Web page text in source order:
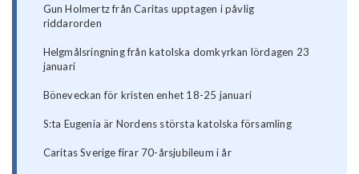
Gun Holmertz från Caritas upptagen i påvlig
riddarorden
Helgmålsringning från katolska domkyrkan lördagen 23
januari
Böneveckan för kristen enhet 18-25 januari
S:ta Eugenia är Nordens största katolska församling
Caritas Sverige firar 70-årsjubileum i år